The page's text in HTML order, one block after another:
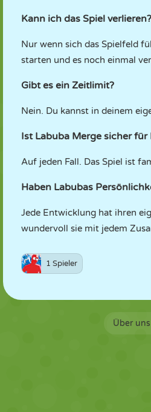
Kann ich das Spiel verlieren?
Nur wenn sich das Spielfeld
starten und es noch einmal
Gibt es ein Zeitlimit?
Nein. Du kannst in deinem
Ist Labuba Merge sicher für
Auf jeden Fall. Das Spiel ist
Haben Labubas
Jede Entwicklung hat ihren
wundervoll sie mit jedem
1 Spieler
Über uns